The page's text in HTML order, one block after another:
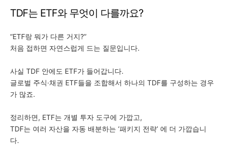
TDF는 ETF와 무엇이 다를까요?
“ETF랑 뭐가 다른 거지?”
처음 접하면 자연스럽게 드는 질문입니다.
사실 TDF 안에도 ETF가 들어갑니다.
글로벌 주식·채권 ETF들을 조합해서 하나의 TDF를 구성하는 경우
가 많죠.
정리하면, ETF는 개별 투자 도구에 가깝고,
TDF는 여러 자산을 자동 배분하는 ‘패키지 전략’ 에 더 가깝습니
다.